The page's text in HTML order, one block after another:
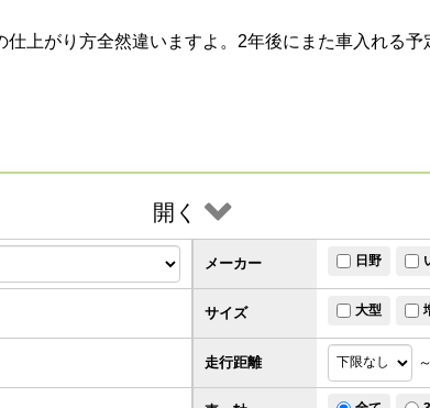
上がり方全然違いますよ。2年後にまた車入れる
開く
サイズ 大型
メーカー 日野
走行距離 ～